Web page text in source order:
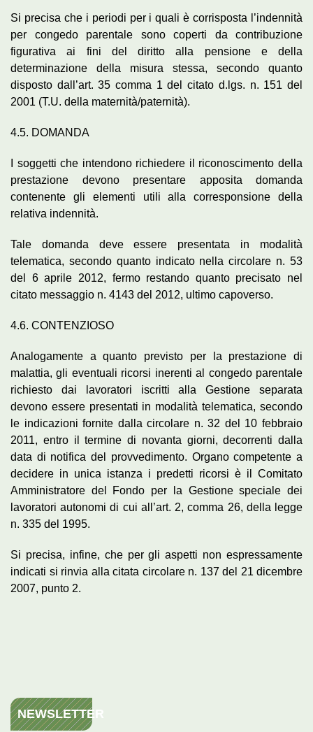
Si precisa che i periodi per i quali è corrisposta l’indennità
per congedo parentale sono coperti da contribuzione
figurativa ai fini del diritto alla pensione e della
determinazione della misura stessa, secondo quanto
disposto dall’art. 35 comma 1 del citato d.lgs. n. 151 del
2001 (T.U. della maternità/paternità).
4.5. DOMANDA
I soggetti che intendono richiedere il riconoscimento della
prestazione devono presentare apposita domanda
contenente gli elementi utili alla corresponsione della
relativa indennità.
Tale domanda deve essere presentata in modalità
telematica, secondo quanto indicato nella circolare n. 53
del 6 aprile 2012, fermo restando quanto precisato nel
citato messaggio n. 4143 del 2012, ultimo capoverso.
4.6. CONTENZIOSO
Analogamente a quanto previsto per la prestazione di
malattia, gli eventuali ricorsi inerenti al congedo parentale
richiesto dai lavoratori iscritti alla Gestione separata
devono essere presentati in modalità telematica, secondo
le indicazioni fornite dalla circolare n. 32 del 10 febbraio
2011, entro il termine di novanta giorni, decorrenti dalla
data di notifica del provvedimento. Organo competente a
decidere in unica istanza i predetti ricorsi è il Comitato
Amministratore del Fondo per la Gestione speciale dei
lavoratori autonomi di cui all’art. 2, comma 26, della legge
n. 335 del 1995.
Si precisa, infine, che per gli aspetti non espressamente
indicati si rinvia alla citata circolare n. 137 del 21 dicembre
2007, punto 2.
NEWSLETTER